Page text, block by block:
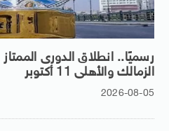
الزمالك والأهلى 11 أكتوبر
2026-08-05